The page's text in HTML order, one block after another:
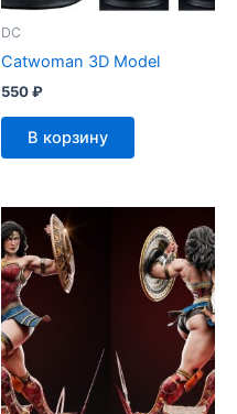
DC
Catwoman 3D Model
550₽
В корзину